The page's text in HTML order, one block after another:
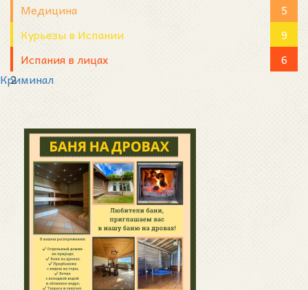
Медицина
5
Курьезы в Испании
9
Испания в лицах
6
Криминал
2